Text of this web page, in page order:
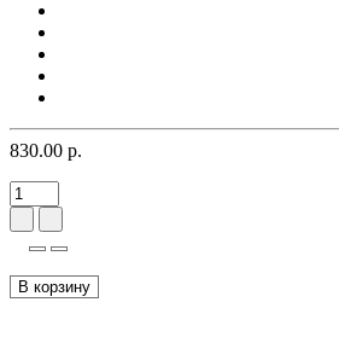
830.00 р.
В корзину